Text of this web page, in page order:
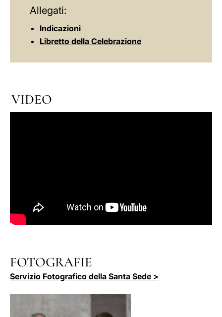
Allegati:
Indicazioni
Libretto della Celebrazione
VIDEO
FOTOGRAFIE
Servizio Fotografico della Santa Sede >